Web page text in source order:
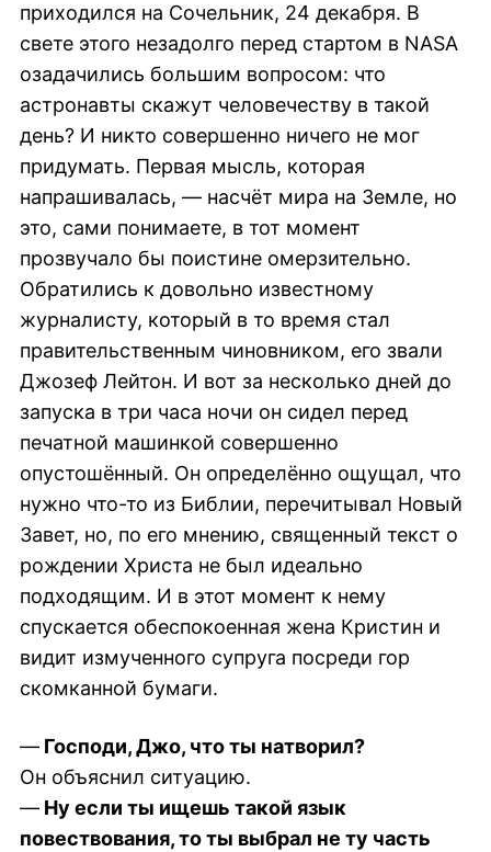
приходился на Сочельник, 24 декабря. В
свете этого незадолго перед стартом в NASA
озадачились большим вопросом: что
астронавты скажут человечеству в такой
день? И никто совершенно ничего не мог
придумать. Первая мысль, которая
напрашивалась, — насчёт мира на Земле, но
это, сами понимаете, в тот момент
прозвучало бы поистине омерзительно.
Обратились к довольно известному
журналисту, который в то время стал
правительственным чиновником, его звали
Джозеф Лейтон. И вот за несколько дней до
запуска в три часа ночи он сидел перед
печатной машинкой совершенно
опустошённый. Он определённо ощущал, что
нужно что-то из Библии, перечитывал Новый
Завет, но, по его мнению, священный текст о
рождении Христа не был идеально
подходящим. И в этот момент к нему
спускается обеспокоенная жена Кристин и
видит измученного супруга посреди гор
скомканной бумаги.
—Господи, Джо, что ты натворил?
Он объяснил ситуацию.
—Ну если ты ищешь такой язык
повествования, то ты выбрал не ту часть